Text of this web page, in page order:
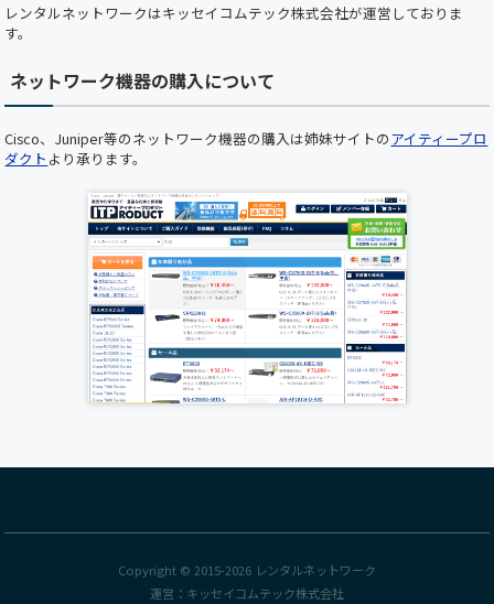
【ホームページメンテナンスのお知らせ】 平素
ームページのメンテナンスを実施いたします。
メンテナンス中はホームページをご利用いただ
うお願い申し上げます。 ■ メンテナンス日時
2025年5月22日（木）19:00 ～ 20:00（予定） お
適にご利用いただくための作業となりますので、
何卒ご理解とご協力のほどお願い申し上げます。
誠に勝手ながら下記の期間を年末年始休業とさ
せていただきます。ご繁忙の折柄、何かとご迷惑
をお掛けすることと存じますが、何卒ご了承く
ださいますようお願い申し上げます。 年末年始
休業期間:2024年12月28日(日)～2025年1月5日
(日) 新年は1月6日(月)より受付業務開始、出荷は
2025年1月7日(火)から開始いたします。
シリーズのC9606Rが入荷いたしました。
レンタルネットワークはキッセイコムテック株式会社が運営しておりま
す。
ネットワーク機器の購入について
Cisco、Juniper等のネットワーク機器の購入は姉妹サイトの アイティープロ
ダクト より承ります。
Copyright © 2015-2026 レンタルネットワーク
運営： キッセイコムテック株式会社